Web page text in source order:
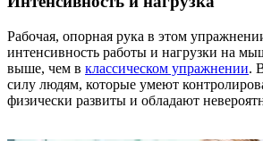
Рабочая, опорная рука в этом
интенсивность работы и нагрузки на
выше, чем в классическом упражнении.
силу людям, которые умеют
физически развиты и обладают